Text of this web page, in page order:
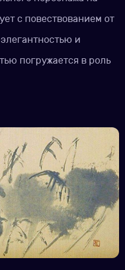
с повествованием от
и
погружается в роль